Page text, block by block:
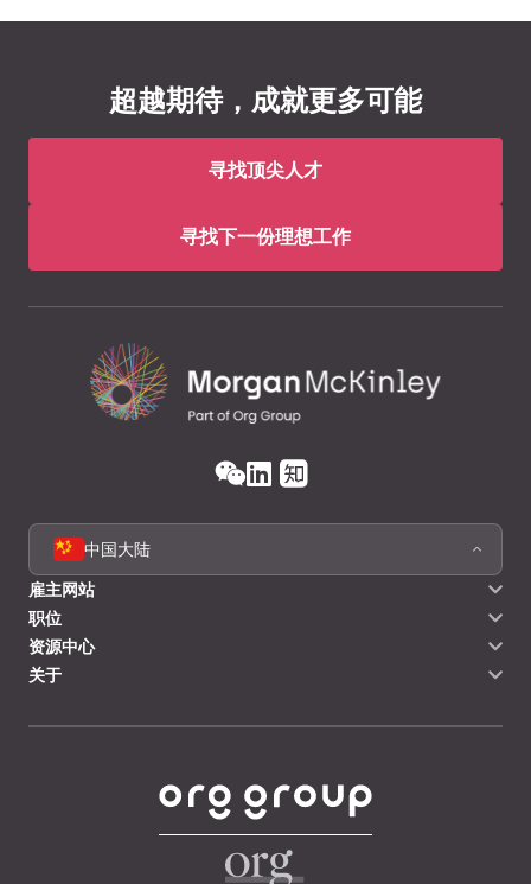
超越期待，成就更多可能
寻找顶尖人才
寻找下一份理想工作
中国大陆
雇主网站
职位
资源中心
关于